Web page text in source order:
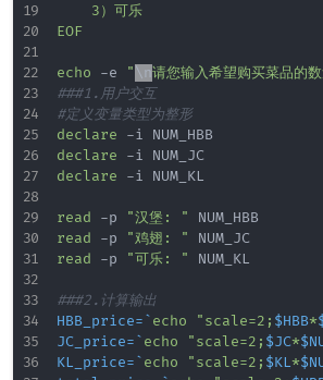
    3）可乐
EOF
echo -e "\n请您输入希望购买菜品的
###1.用户交互
#定义变量类型为整形
declare
declare
declare -i NUM_KL
read -p "汉堡: "
read -p "鸡翅: "
read -p "可乐: " NUM_KL
###2.计算输出
HBB_price=`echo "scale=2; $HBB*
JC_price=`echo "scale=2; $JC*
KL_price=`echo "scale=2; $KL*